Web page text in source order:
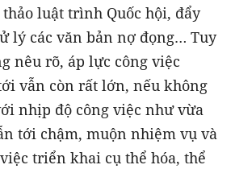
luật trình Quốc hội, đẩy
lý các văn bản nợ đọng… Tuy
nêu rõ, áp lực công việc
vẫn còn rất lớn, nếu không
nhịp độ công việc như vừa
tới chậm, muộn nhiệm vụ và
triển khai cụ thể hóa, thể